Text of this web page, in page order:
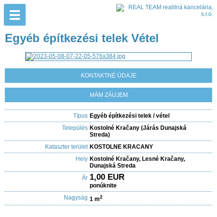
Egyéb építkezési telek Vétel
KONTAKTNÉ ÚDAJE
MÁM ZÁUJEM
Típus Egyéb építkezési telek / vétel
Település Kostolné Kračany (Járás Dunajská
Streda)
Kataszter terület KOSTOLNE KRACANY
Hely Kostolné Kračany, Lesné Kračany,
Dunajská Streda
Ár 1,00 EUR
ponúknite
Nagyság 1 m2